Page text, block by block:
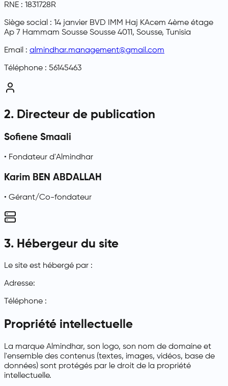
RNE : 1831728R
Siège social : 14 janvier BVD IMM Haj KAcem 4ème étage
Ap 7 Hammam Sousse Sousse 4011, Sousse, Tunisia
Email : almindhar.management@gmail.com
Téléphone : 56145463
2. Directeur de publication
Sofiene Smaali
• Fondateur d'Almindhar
Karim BEN ABDALLAH
• Gérant/Co-fondateur
3. Hébergeur du site
Le site est hébergé par :
Adresse:
Téléphone :
Propriété intellectuelle
La marque Almindhar, son logo, son nom de domaine et
l'ensemble des contenus (textes, images, vidéos, base de
données) sont protégés par le droit de la propriété
intellectuelle.